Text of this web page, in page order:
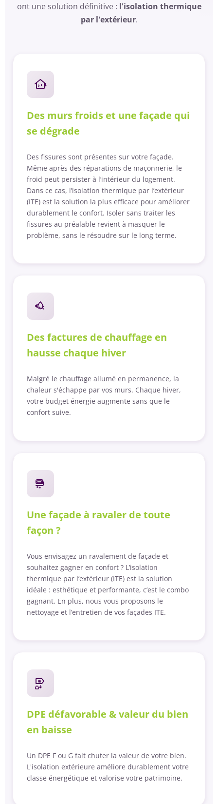
ont une solution définitive : l'isolation thermique
par l'extérieur.
Des murs froids et une façade qui
se dégrade
Des fissures sont présentes sur votre façade.
Même après des réparations de maçonnerie, le
froid peut persister à l’intérieur du logement.
Dans ce cas, l’isolation thermique par l’extérieur
(ITE) est la solution la plus efficace pour améliorer
durablement le confort. Isoler sans traiter les
fissures au préalable revient à masquer le
problème, sans le résoudre sur le long terme.
Des factures de chauffage en
hausse chaque hiver
Malgré le chauffage allumé en permanence, la
chaleur s'échappe par vos murs. Chaque hiver,
votre budget énergie augmente sans que le
confort suive.
Une façade à ravaler de toute
façon ?
Vous envisagez un ravalement de façade et
souhaitez gagner en confort ? L’isolation
thermique par l’extérieur (ITE) est la solution
idéale : esthétique et performante, c’est le combo
gagnant. En plus, nous vous proposons le
nettoyage et l’entretien de vos façades ITE.
DPE défavorable & valeur du bien
en baisse
Un DPE F ou G fait chuter la valeur de votre bien.
L'isolation extérieure améliore durablement votre
classe énergétique et valorise votre patrimoine.